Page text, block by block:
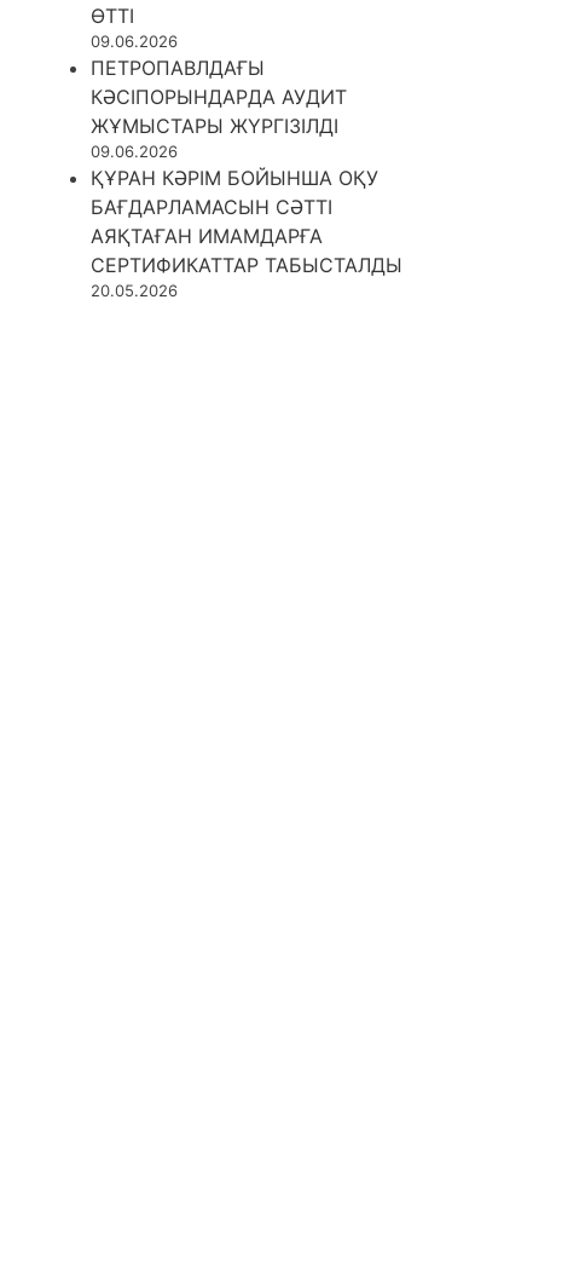
ӨТТІ
09.06.2026
ПЕТРОПАВЛДАҒЫ
КӘСІПОРЫНДАРДА АУДИТ
ЖҰМЫСТАРЫ ЖҮРГІЗІЛДІ
09.06.2026
ҚҰРАН КӘРІМ БОЙЫНША ОҚУ
БАҒДАРЛАМАСЫН СӘТТІ
АЯҚТАҒАН ИМАМДАРҒА
СЕРТИФИКАТТАР ТАБЫСТАЛДЫ
20.05.2026